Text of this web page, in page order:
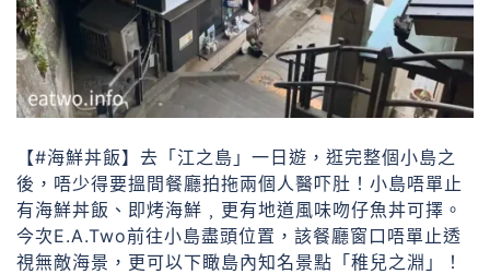
【#海鮮丼飯】去「江之島」一日遊，逛完整個小島之
後，唔少得要搵間餐廳拍拖兩個人醫吓肚！小島唔單止
有海鮮丼飯、即烤海鮮﹐更有地道風味吻仔魚丼可擇。
今次E.A.Two前往小島盡頭位置，該餐廳窗口唔單止透
視無敵海景，更可以下瞰島內知名景點「稚兒之淵」！